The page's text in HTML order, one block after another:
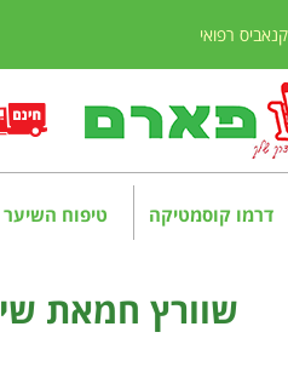
רפואי
דרמו קוסמטיקה טיפוח השיער